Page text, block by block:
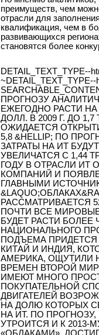
преимуществ, чем
отрасли для
квалификация, чем в
развивающихся
становятся более
DETAIL_TEXT_TYPE--
~DETAIL_TEXT_TYPE--
ПРОГНОЗУ
ЕЖЕГОДНО РАСТИ НА
ДОЛЛ. В 2009 Г. ДО
ОЖИДАЕТСЯ
5,8 &HELLIP; ПО
ЗАТРАТЫ НА ИТ
УВЕЛИЧАТСЯ С 1,44
ГОДУ В ОТРАСЛИ ИТ
КОМПАНИЙ И
ГЛАВНЫМИ
РАССМАТРИВАЕТСЯ
ПОЧТИ ВСЕ
БУДЕТ РАСТИ
НАЦИОНАЛЬНОГО
ПОДЪЕМА
КИТАЙ И ИНДИЯ,
АМЕРИКА, ОЩУТИЛИ
ВРЕМЕН ВТОРОЙ
ИМЕЮТ МНОГО
ПОКУПАТЕЛЬНОЙ
ДВИГАТЕЛЕЙ
НА ДОЛЮ КОТОРЫХ
НА ИТ. ПО
УТРОИТСЯ И К